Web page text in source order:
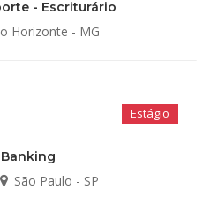
- Escriturário
Horizonte - MG
Estágio
São Paulo - SP